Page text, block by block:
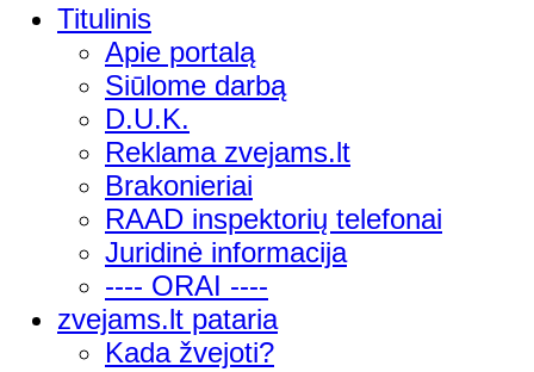
Titulinis
Apie portalą
Siūlome darbą
D.U.K.
Reklama zvejams.lt
Brakonieriai
RAAD inspektorių telefonai
Juridinė informacija
---- ORAI ----
zvejams.lt pataria
Kada žvejoti?